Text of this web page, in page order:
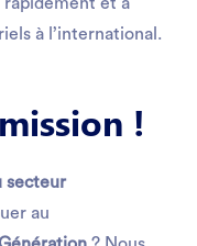
à l’international.
!
secteur
au